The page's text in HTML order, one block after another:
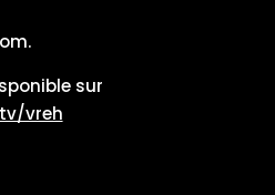
sur
vreh